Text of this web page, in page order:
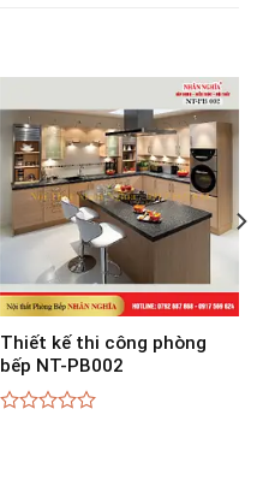
Thiết kế thi công phòng
bếp NT-PB002